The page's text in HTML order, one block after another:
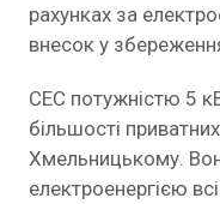
рахунках за
внесок у
СЕС потужністю 5
більшості
Хмельницькому.
електроенергією